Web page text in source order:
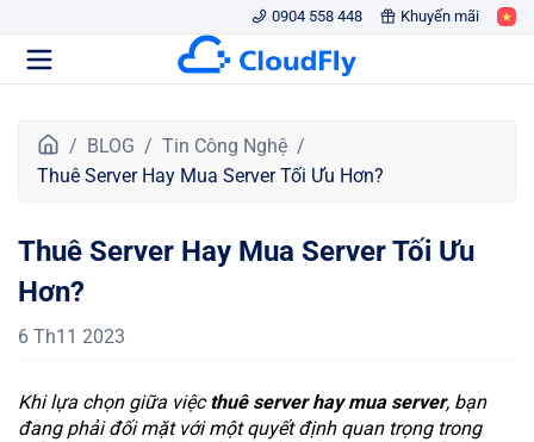
0904 558 448 Khuyến mãi
r
g
h
ủ
BLOG
Tin Công Nghệ
Thuê Server Hay Mua Server Tối Ưu Hơn?
Thuê Server Hay Mua Server Tối Ưu
Hơn?
6 Th11 2023
Khi lựa chọn giữa việcthuê server hay mua server, bạn
đang phải đối mặt với một quyết định quan trọng trong